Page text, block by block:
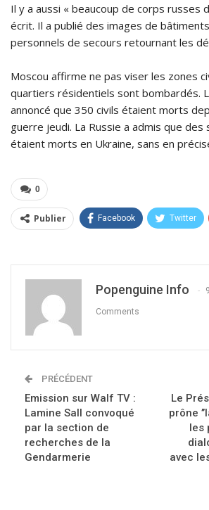
Il y a aussi « beaucoup de corps russes
écrit. Il a publié des images de
personnels de secours retournant les
Moscou affirme ne pas viser les zones
quartiers résidentiels sont bombardés.
annoncé que 350 civils étaient morts
guerre jeudi. La Russie a admis que des
étaient morts en Ukraine, sans en
0
Publier Facebook Twitter
Popenguine Info
Comments
PRÉCÉDENT
Emission sur Walf TV :
Lamine Sall convoqué
par la section de
recherches de la
Gendarmerie
Le
prône
les
avec